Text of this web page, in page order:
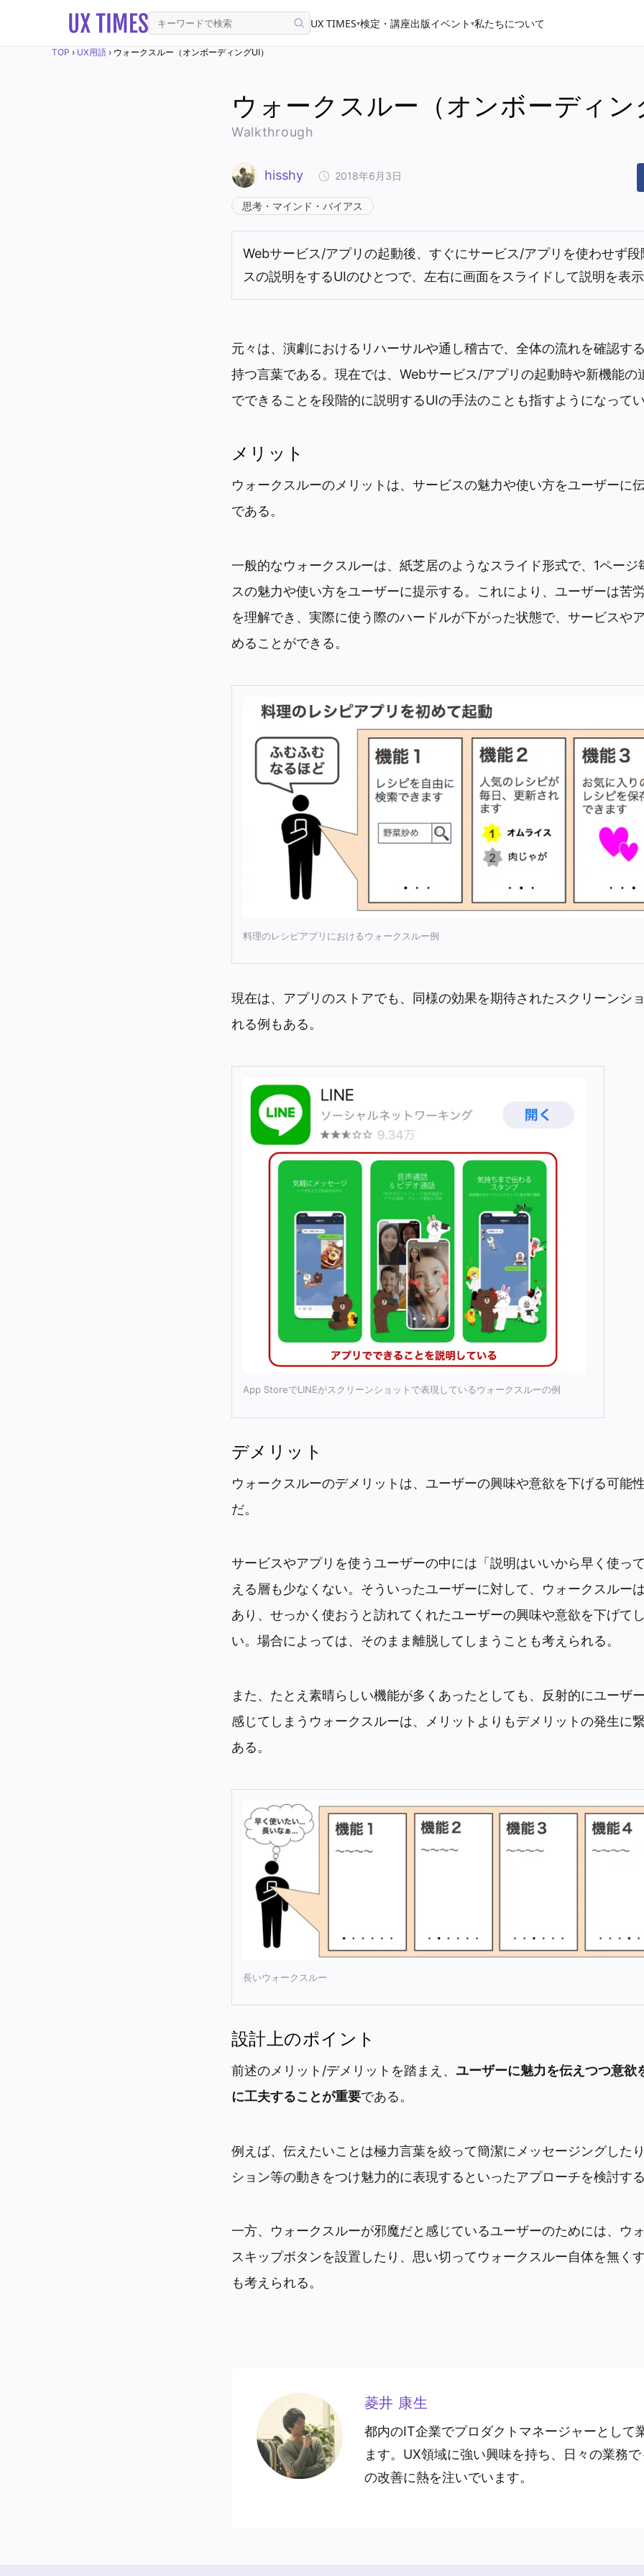
UX TIMES▾検定・講座出版イベント ▾私たちについて
TOP › UX用語 › ウォークスルー（オンボーディングUI）
ウォークスルー（オンボーディン
Walkthrough
hisshy 2018年6月3日
思考・マインド・バイアス
Webサービス/アプリの起動後、すぐにサービス/アプリを使わせず
スの説明をするUIのひとつで、左右に画面をスライドして説明を表
元々は、演劇におけるリハーサルや通し稽古で、全体の流れを確認す
持つ言葉である。現在では、Webサービス/アプリの起動時や新機能の
でできることを段階的に説明するUIの手法のことも指すようになってい
メリット
ウォークスルーのメリットは、サービスの魅力や使い方をユーザーに
である。
一般的なウォークスルーは、紙芝居のようなスライド形式で、1ページ
スの魅力や使い方をユーザーに提示する。これにより、ユーザーは苦
を理解でき、実際に使う際のハードルが下がった状態で、サービスや
めることができる。
料理のレシピアプリにおけるウォークスルー例
現在は、アプリのストアでも、同様の効果を期待されたスクリーンシ
れる例もある。
App StoreでLINEがスクリーンショットで表現しているウォークスルーの例
デメリット
ウォークスルーのデメリットは、ユーザーの興味や意欲を下げる可能
だ。
サービスやアプリを使うユーザーの中には「説明はいいから早く使っ
える層も少なくない。そういったユーザーに対して、ウォークスルー
あり、せっかく使おうと訪れてくれたユーザーの興味や意欲を下げて
い。場合によっては、そのまま離脱してしまうことも考えられる。
また、たとえ素晴らしい機能が多くあったとしても、反射的にユーザ
感じてしまうウォークスルーは、メリットよりもデメリットの発生に
ある。
長いウォークスルー
設計上のポイント
前述のメリット/デメリットを踏まえ、 ユーザーに魅力を伝えつつ意欲
に工夫することが重要である。
例えば、伝えたいことは極力言葉を絞って簡潔にメッセージングした
ション等の動きをつけ魅力的に表現するといったアプローチを検討する
一方、ウォークスルーが邪魔だと感じているユーザーのためには、ウ
スキップボタンを設置したり、思い切ってウォークスルー自体を無く
も考えられる。
菱井 康生
都内のIT企業でプロダクトマネージャーとして
ます。UX領域に強い興味を持ち、日々の業務
の改善に熱を注いでいます。